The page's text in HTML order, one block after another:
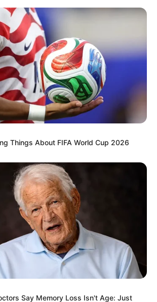
Things About FIFA World Cup 2026
Say Memory Loss Isn't Age: Just